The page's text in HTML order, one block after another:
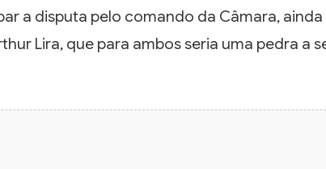
a disputa pelo comando da Câmara,
Lira, que para ambos seria uma pedra a